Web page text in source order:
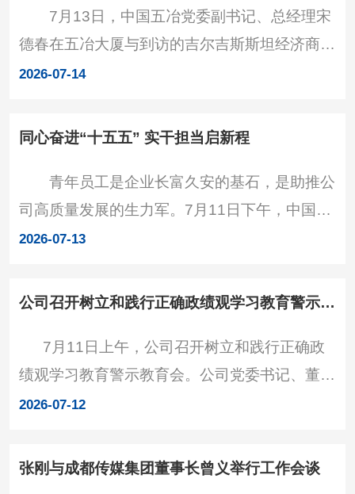
励全市广大干部群众和社会各界人士创先争优，
在建设践行新发展理念的公园城市示范区的征程
上再创佳绩。 作为在蓉投资建设央企，中国
7月13日，中国五冶党委副书记、总经理宋
德春在五冶大厦与到访的吉尔吉斯斯坦经济商务
部驻华大使馆商务部参赞拖罗玛玛托夫·朱苏巴
流。 宋德春欢迎拖罗玛玛托夫到访，并简要
合实力突出的建筑央企，在国内外建设了多个地
标工程，是有实力、有信誉、值得信赖的合作伙
伴，近年来坚定“走出去”，持续扩大“一带一
2026-07-14
同心奋进“十五五” 实干担当启新程
青年员工是企业长富久安的基石，是助推公
司高质量发展的生力军。7月11日下午，中国五
冶团委、人力部共同举办“同心奋进‘十五五’ 实干
董事长张刚，党委副书记、总经理宋德春与来自
了深入座谈交流。董事会秘书谭波澜，党群部、
人力部、企管部负责人等参加会议，团委书记郑
恒煊主持会议。 会上，企管部负责人为大家
2026-07-13
公司召开树立和践行正确政绩观学习教育警示教育会
7月11日上午，公司召开树立和践行正确政
绩观学习教育警示教育会。公司党委书记、董事
长张刚传达学习习近平总书记关于树立和践行正
记、总经理宋德春传达中国五矿、中国中冶树立
2026-07-12
张刚与成都传媒集团董事长曾义举行工作会谈